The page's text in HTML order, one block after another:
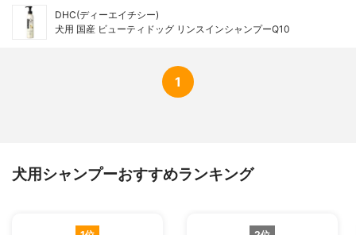
DHC(ディーエイチシー)
犬用 国産 ビューティドッグ リンスインシャンプーQ10
1
犬用シャンプーおすすめランキング